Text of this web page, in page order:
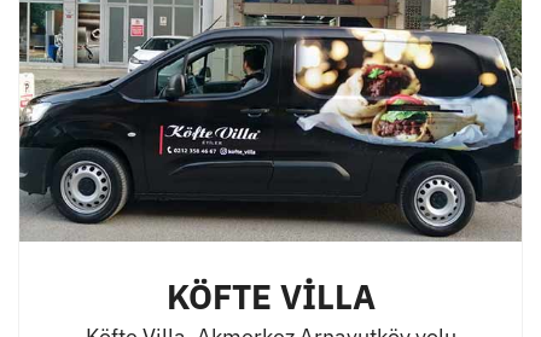
KÖFTE VİLLA